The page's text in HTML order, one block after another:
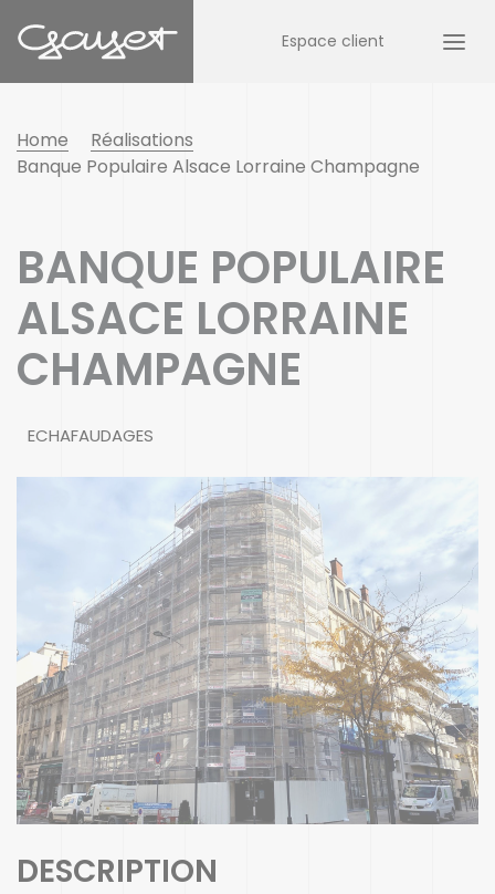
Espace client
Home
Réalisations
Banque Populaire Alsace Lorraine Champagne
BANQUE POPULAIRE
ALSACE LORRAINE
CHAMPAGNE
ECHAFAUDAGES
DESCRIPTION